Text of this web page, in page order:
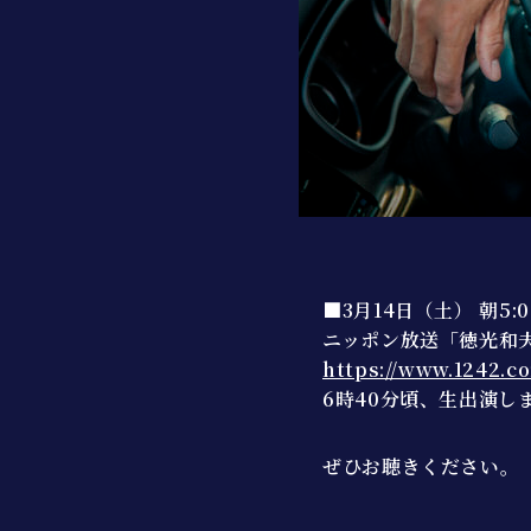
■3月14日（土） 朝
ニッポン放送「徳光和
https://
6時40分頃、生出演し
ぜひお聴きください。